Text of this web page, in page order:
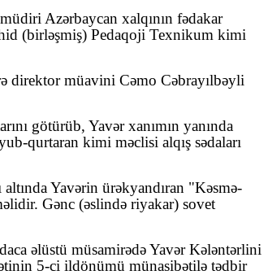
Azərbaycan xalqının fədakar
(birləşmiş) Pedaqoji Texnikum kimi
direktor müavini Cəmo Cəbrayılbəyli
götürüb, Yavər xanımın yanında
qurtaran kimi məclisi alqış sədaları
altında Yavərin ürəkyandıran "Kəsmə-
Gənc (əslində riyakar) sovet
əlüstü müsamirədə Yavər Kələntərlini
5-ci ildönümü münasibətilə tədbir